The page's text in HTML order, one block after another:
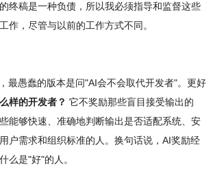
终稿是一种负债，所以我必须指导和监督这些
作，尽管与以前的工作方式不同。
最愚蠢的版本是问"AI会不会取代开发者"。更好
样的开发者？ 它不奖励那些盲目接受输出的
能够快速、准确地判断输出是否适配系统、安
户需求和组织标准的人。换句话说，AI奖励经
么是"好"的人。